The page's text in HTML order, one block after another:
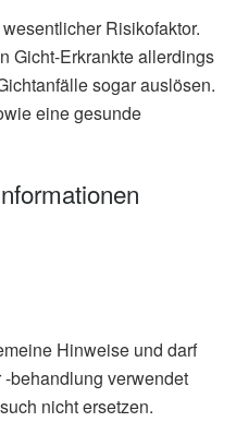
Risikofaktor.
Gicht-Erkrankte allerdings
sogar auslösen.
eine gesunde
Hinweise und darf
behandlung verwendet
nicht ersetzen.